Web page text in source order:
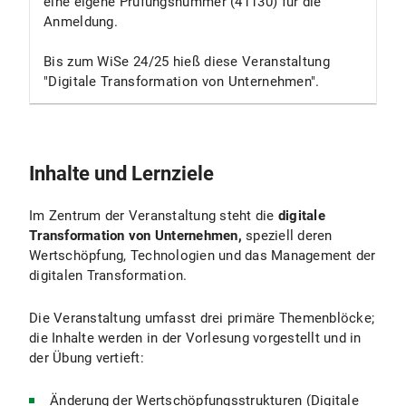
Anmeldung.
Bis zum WiSe 24/25 hieß diese Veranstaltung
"Digitale Transformation von Unternehmen".
Inhalte und Lernziele
Im Zentrum der Veranstaltung steht die digitale
Transformation von Unternehmen, speziell deren
Wertschöpfung, Technologien und das Management der
digitalen Transformation.
Die Veranstaltung umfasst drei primäre Themenblöcke;
die Inhalte werden in der Vorlesung vorgestellt und in
der Übung vertieft:
Änderung der Wertschöpfungsstrukturen (Digitale